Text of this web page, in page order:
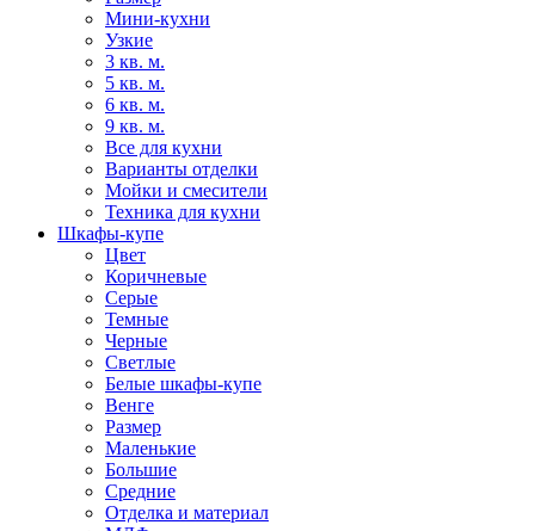
Мини-кухни
Узкие
3 кв. м.
5 кв. м.
6 кв. м.
9 кв. м.
Все для кухни
Варианты отделки
Мойки и смесители
Техника для кухни
Шкафы-купе
Цвет
Коричневые
Серые
Темные
Черные
Светлые
Белые шкафы-купе
Венге
Размер
Маленькие
Большие
Средние
Отделка и материал